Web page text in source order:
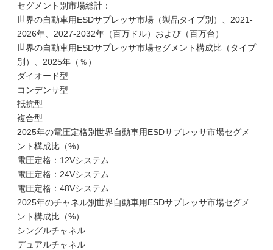
セグメント別市場総計：
世界の自動車用ESDサプレッサ市場（製品タイプ別）、2021-
2026年、2027-2032年（百万ドル）および（百万台）
世界の自動車用ESDサプレッサ市場セグメント構成比（タイプ
別）、2025年（％）
ダイオード型
コンデンサ型
抵抗型
複合型
2025年の電圧定格別世界自動車用ESDサプレッサ市場セグメ
ント構成比（%）
電圧定格：12Vシステム
電圧定格：24Vシステム
電圧定格：48Vシステム
2025年のチャネル別世界自動車用ESDサプレッサ市場セグメ
ント構成比（%）
シングルチャネル
デュアルチャネル